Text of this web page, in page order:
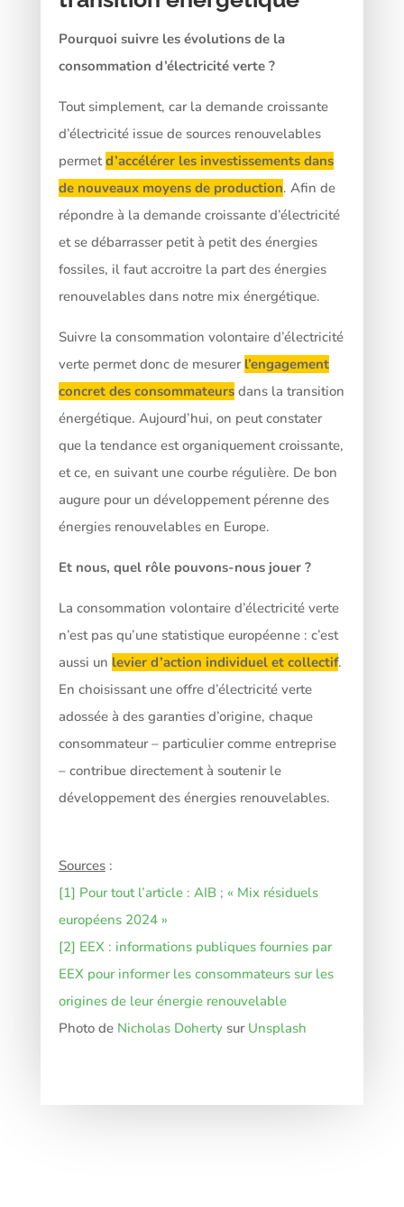
Pourquoi suivre les évolutions de la
consommation d’électricité verte ?
Tout simplement, car la demande croissante
d’électricité issue de sources renouvelables
permetd’accélérer les investissements dans
de nouveaux moyens de production. Afin de
répondre à la demande croissante d’électricité
et se débarrasser petit à petit des énergies
fossiles, il faut accroitre la part des énergies
renouvelables dans notre mix énergétique.
Suivre la consommation volontaire d’électricité
verte permet donc de mesurer l’engagement
concret des consommateursdans la transition
énergétique. Aujourd’hui, on peut constater
que la tendance est organiquement croissante,
et ce, en suivant une courbe régulière. De bon
augure pour un développement pérenne des
énergies renouvelables en Europe.
Et nous, quel rôle pouvons-nous jouer ?
La consommation volontaire d’électricité verte
n’est pas qu’une statistique européenne : c’est
aussi un levier d’action individuel et collectif.
En choisissant une offre d’électricité verte
adossée à des garanties d’origine, chaque
consommateur – particulier comme entreprise
– contribue directement à soutenir le
développement des énergies renouvelables.
Sources:
[1] Pour tout l’article : AIB ; « Mix résiduels
européens 2024 »
[2] EEX : informations publiques fournies par
EEX pour informer les consommateurs sur les
origines de leur énergie renouvelable
Photo de Nicholas Dohertysur Unsplash